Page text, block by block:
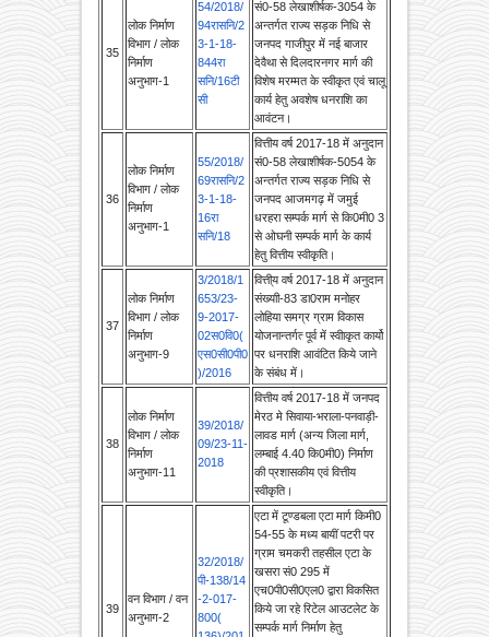
निर्माण
अनुभाग-1
3-1-18-
844रा
सनि/16टी
सी
जनपद गाजीपुर में नई बाजार
देवैथा से दिलदारनगर मार्ग की
विशेष मरम्मत के स्वीकृत एवं चालू
कार्य हेतु अवशेष धनराशि का
आवंटन।
लोक निर्माण
निर्माण
अनुभाग-1
55/2018/
3-1-18-
16रा
सनि/18
वित्तीय वर्ष 2017-18 में अनुदान
सं0-58 लेखाशीर्षक-5054 के
अन्तर्गत राज्य सड़क निधि से
जनपद आजमगढ़ में जमुई
धरहरा सम्पर्क मार्ग से कि0मी0 3
से ओघनी सम्पर्क मार्ग के कार्य
हेतु वित्तीय स्वीकृति।
लोक निर्माण
निर्माण
अनुभाग-9
3/2018/1
653/23-
9-2017-
02स0वि0(
एस0सी0पी0
)/2016
वित्ती्य वर्ष 2017-18 में अनुदान
संख्याी-83 डा0राम मनोहर
लोहिया समग्र ग्राम विकास
योजनान्त‍र्गत्‍ पूर्व में स्वीाकृत कार्यो
पर धनराशि आवंटित किये जाने
के संबंध में।
लोक निर्माण
निर्माण
अनुभाग-11
39/2018/
2018
वित्तीय वर्ष 2017-18 में जनपद
मेरठ मे सिवाया-भराला-पनवाड़ी-
लावड मार्ग (अन्य जिला मार्ग,
लम्बाई 4.40 कि0मी0) निर्माण
की प्रशासकीय एवं वित्तीय
स्वीकृति।
-2-017-
800(
136)/201
7
एटा में टूण्डबला एटा मार्ग किमी0
54-55 के मध्य बायीं पटरी पर
ग्राम चमकरी तहसील एटा के
खसरा सं0 295 में
एच0पी0सी0एल0 द्वारा विकसित
किये जा रहे रिटेल आउटलेट के
सम्पर्क मार्ग निर्माण हेतु
0.076961 हे0 संरक्षित वन भूमि
का बिना वृक्ष पातन के गैर वानिकी